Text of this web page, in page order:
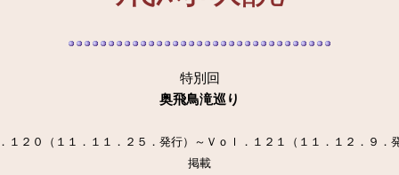
特別回
奥飛鳥滝巡り
１２０（１１．１１．２５．発行）～Ｖｏｌ．１２１（１１．１２．９．
掲載